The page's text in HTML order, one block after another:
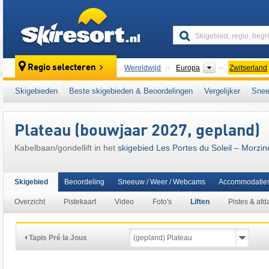
Regio selecteren Wereldwijd Europa Continenten
Zwitserland
Wereldwijd Europa Continenten
Frankrijk
West-Europa
Midden-Europa, Europese
Skigebieden Beste skigebieden & Beoordelingen Vergelijker
Plateau (bouwjaar 2027, gepland)
Kabelbaan/gondellift in het skigebied Les Portes du Soleil –
Skigebied
Overzicht Pistekaart Video Foto's Liften Pistes &
Beoordeling Sneeuw / Weer / Webcams
Tapis Pré la Joux